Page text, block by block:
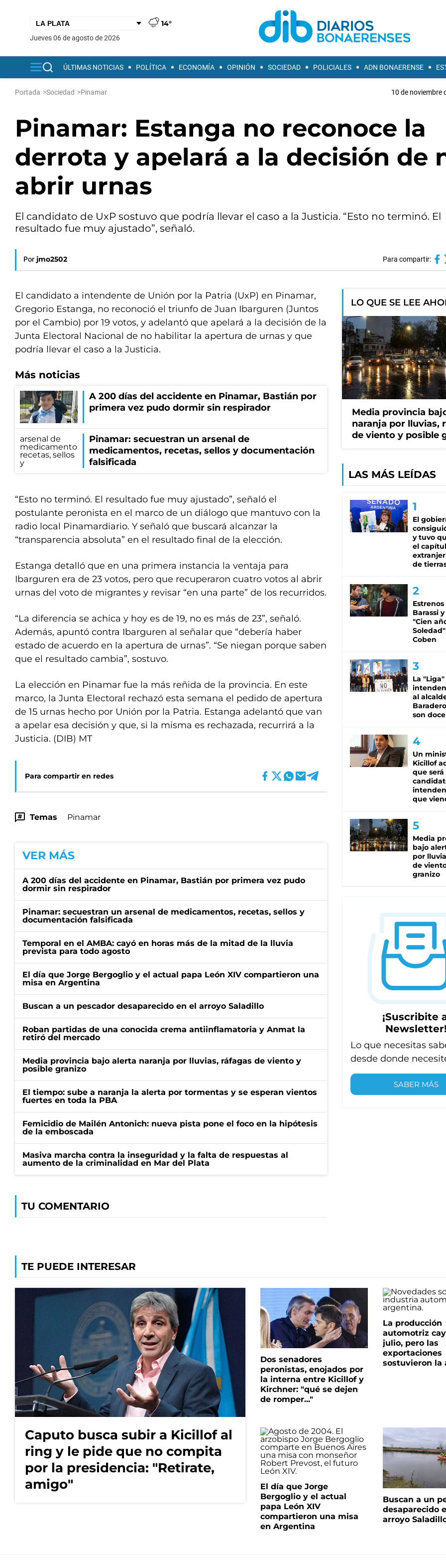
14°
jueves 06 de agosto de 2026
ÚLTIMAS NOTICIAS POLÍTICA ECONOMÍA OPINIÓN SOCIEDAD POLICIALES ADN BONAERENSE
Portada >Sociedad >Pinamar 10 de noviembre
Pinamar: Estanga no reconoce la
derrota y apelará a la decisión de
abrir urnas
El candidato de UxP sostuvo que podría llevar el caso a la Justicia. “Esto no terminó. El
resultado fue muy ajustado”, señaló.
Por jmo2502 Para compartir:
El candidato a intendente de Unión por la Patria (UxP) en Pinamar,
Gregorio Estanga, no reconoció el triunfo de Juan Ibarguren (Juntos
por el Cambio) por 19 votos, y adelantó que apelará a la decisión de la
Junta Electoral Nacional de no habilitar la apertura de urnas y que
podría llevar el caso a la Justicia.
Más noticias
A 200 días del accidente en Pinamar, Bastián por
primera vez pudo dormir sin respirador
Pinamar: secuestran un arsenal de
medicamentos, recetas, sellos y documentación
falsificada
“Esto no terminó. El resultado fue muy ajustado”, señaló el
postulante peronista en el marco de un diálogo que mantuvo con la
radio local Pinamardiario. Y señaló que buscará alcanzar la
“transparencia absoluta” en el resultado final de la elección.
Estanga detalló que en una primera instancia la ventaja para
Ibarguren era de 23 votos, pero que recuperaron cuatro votos al abrir
urnas del voto de migrantes y revisar “en una parte” de los recurridos.
“La diferencia se achica y hoy es de 19, no es más de 23”, señaló.
Además, apuntó contra Ibarguren al señalar que “debería haber
estado de acuerdo en la apertura de urnas”. “Se niegan porque saben
que el resultado cambia”, sostuvo.
La elección en Pinamar fue la más reñida de la provincia. En este
marco, la Junta Electoral rechazó esta semana el pedido de apertura
de 15 urnas hecho por Unión por la Patria. Estanga adelantó que van
a apelar esa decisión y que, si la misma es rechazada, recurrirá a la
Justicia. (DIB) MT
Para compartir en redes
Temas Pinamar
VER MÁS
A 200 días del accidente en Pinamar, Bastián por primera vez pudo
dormir sin respirador
Pinamar: secuestran un arsenal de medicamentos, recetas, sellos y
documentación falsificada
Temporal en el AMBA: cayó en horas más de la mitad de la lluvia
prevista para todo agosto
El día que Jorge Bergoglio y el actual papa León XIV compartieron una
misa en Argentina
Buscan a un pescador desaparecido en el arroyo Saladillo
Roban partidas de una conocida crema antiinflamatoria y Anmat la
retiró del mercado
Media provincia bajo alerta naranja por lluvias, ráfagas de viento y
posible granizo
El tiempo: sube a naranja la alerta por tormentas y se esperan vientos
fuertes en toda la PBA
Femicidio de Mailén Antonich: nueva pista pone el foco en la hipótesis
de la emboscada
Masiva marcha contra la inseguridad y la falta de respuestas al
aumento de la criminalidad en Mar del Plata
TU COMENTARIO
LO QUE SE LEE
Media provincia
naranja por lluvias,
de viento y posible
LAS MÁS LEÍDAS
El
y tuvo
el
de
Estrenos
Barassi
"Cien
Coben
La
al
son doce
Un
Kicillof
que será
que
Media
bajo
por
de
granizo
¡Suscribite
Newsletter!
Lo que necesitas
desde donde
SABER MÁS
TE PUEDE INTERESAR
Caputo busca subir a Kicillof al
ring y le pide que no compita
por la presidencia: "Retirate,
amigo"
Dos senadores
peronistas, enojados por
la interna entre Kicillof y
Kirchner: "qué se dejen
de romper..."
La producción
automotriz
julio, pero las
exportaciones
sostuvieron la
El día que Jorge
Bergoglio y el actual
papa León XIV
compartieron una misa
en Argentina
Buscan a un
desaparecido
arroyo